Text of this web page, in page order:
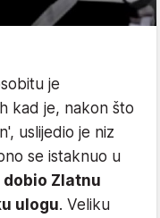
je
kad je, nakon što
uslijedio je niz
se istaknuo u
dobio Zlatnu
ulogu. Veliku